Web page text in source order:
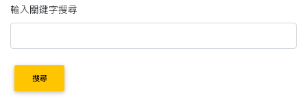
輸入關鍵字搜尋
搜尋